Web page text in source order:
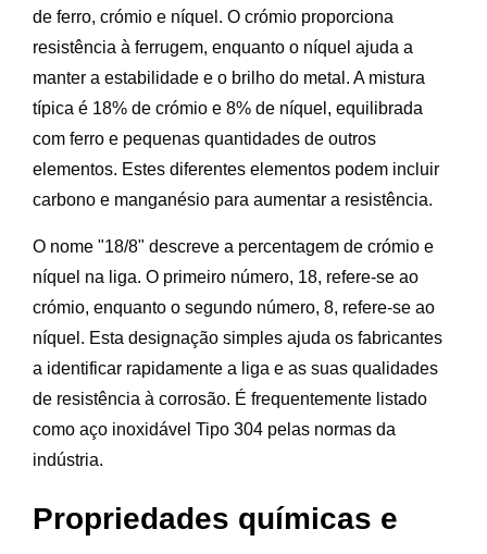
de ferro, crómio e níquel. O crómio proporciona
resistência à ferrugem, enquanto o níquel ajuda a
manter a estabilidade e o brilho do metal. A mistura
típica é 18% de crómio e 8% de níquel, equilibrada
com ferro e pequenas quantidades de outros
elementos. Estes diferentes elementos podem incluir
carbono e manganésio para aumentar a resistência.
O nome "18/8" descreve a percentagem de crómio e
níquel na liga. O primeiro número, 18, refere-se ao
crómio, enquanto o segundo número, 8, refere-se ao
níquel. Esta designação simples ajuda os fabricantes
a identificar rapidamente a liga e as suas qualidades
de resistência à corrosão. É frequentemente listado
como aço inoxidável Tipo 304 pelas normas da
indústria.
Propriedades químicas e